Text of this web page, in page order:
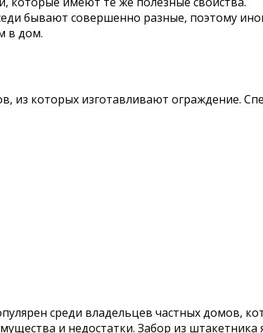
бывают совершенно разные, поэтому
в дом.
из которых изготавливают ограждение.
среди владельцев частных домов,
и недостатки. Забор из